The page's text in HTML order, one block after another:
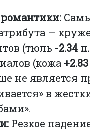
атрибута —
(тюль -2.34
(кожа
не является
в
Резкое